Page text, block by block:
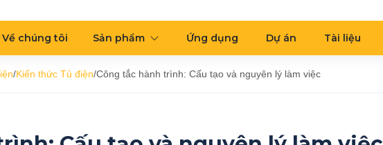
Về chúng tôi Sản phẩm Ứng dụng Dự án Tài liệu
/Kiến thức Tủ điện/Công tắc hành trình: Cấu tạo và nguyên lý làm việc